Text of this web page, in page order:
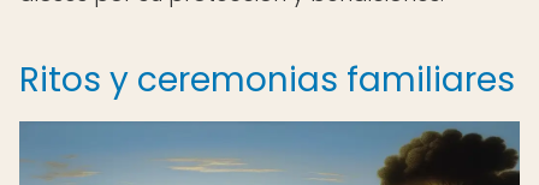
Ritos y ceremonias familiares